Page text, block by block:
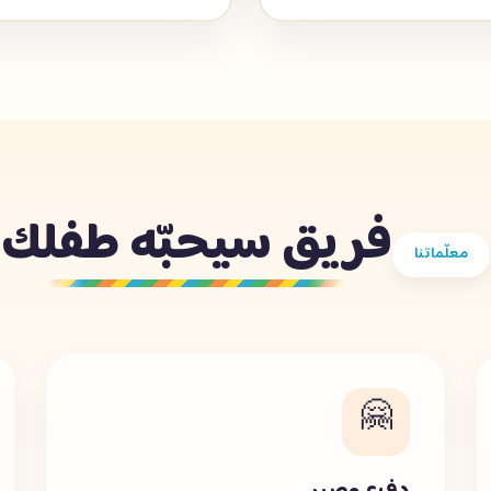
معلّماتنا فريق سيحبّه طفلك
🤗